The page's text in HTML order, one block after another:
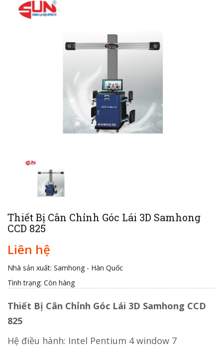
Thiết Bị Cân Chỉnh Góc Lái 3D Samhong
CCD 825
Liên hệ
Nhà sản xuất: Samhong - Hàn Quốc
Tình trạng: Còn hàng
Thiết Bị Cân Chỉnh Góc Lái 3D Samhong CCD
825
Hệ điều hành: Intel Pentium 4 window 7